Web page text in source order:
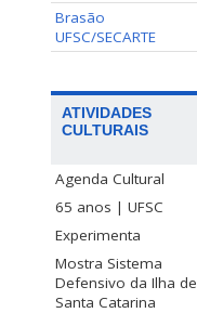
Brasão
UFSC/SECARTE
ATIVIDADES
CULTURAIS
Agenda Cultural
65 anos | UFSC
Experimenta
Mostra Sistema
Defensivo da Ilha de
Santa Catarina